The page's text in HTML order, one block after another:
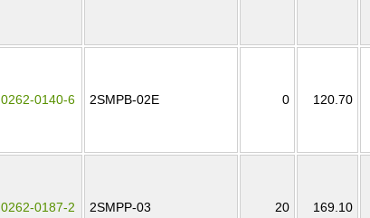
0262-0140-6 2SMPB-02E 0 120.70
0262-0187-2 2SMPP-03 20 169.10